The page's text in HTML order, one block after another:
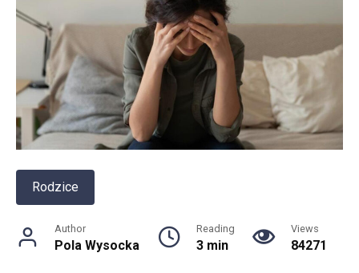
Rodzice
Author
Pola Wysocka
Reading
3 min
Views
84271